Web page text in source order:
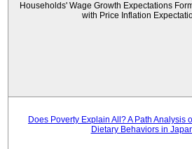
Households' Wage Growth Expectations
with Price Inflation
Does Poverty Explain All? A Path Analysis
Dietary Behaviors in